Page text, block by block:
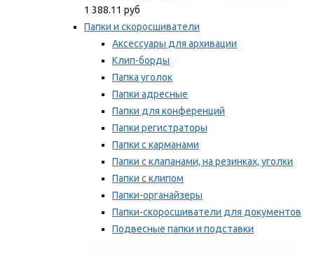
1 388.11 руб
Папки и скоросшиватели
Аксессуары для архивации
Клип-борды
Папка уголок
Папки адресные
Папки для конференций
Папки регистраторы
Папки с карманами
Папки с клапанами, на резинках, уголки
Папки с клипом
Папки-органайзеры
Папки-скоросшиватели для документов
Подвесные папки и подставки